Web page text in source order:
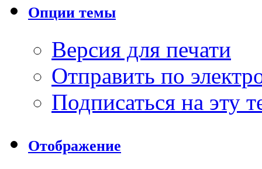
Опции темы
Версия для печати
Отправить по
Подписаться на эту
Отображение